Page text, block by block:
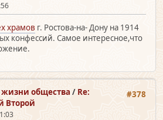
храмов г. Ростова-на- Дону на 1914
конфессий. Самое интересное,что
#378
общества/ Re:
Второй